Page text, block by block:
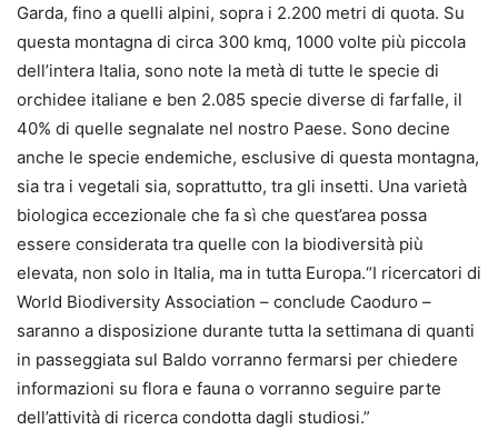
Garda, fino a quelli alpini, sopra i 2.200 metri di quota. Su
questa montagna di circa 300 kmq, 1000 volte più piccola
dell’intera Italia, sono note la metà di tutte le specie di
orchidee italiane e ben 2.085 specie diverse di farfalle, il
40% di quelle segnalate nel nostro Paese. Sono decine
anche le specie endemiche, esclusive di questa montagna,
sia tra i vegetali sia, soprattutto, tra gli insetti. Una varietà
biologica eccezionale che fa sì che quest’area possa
essere considerata tra quelle con la biodiversità più
elevata, non solo in Italia, ma in tutta Europa.“I ricercatori di
World Biodiversity Association – conclude Caoduro –
saranno a disposizione durante tutta la settimana di quanti
in passeggiata sul Baldo vorranno fermarsi per chiedere
informazioni su flora e fauna o vorranno seguire parte
dell’attività di ricerca condotta dagli studiosi.”